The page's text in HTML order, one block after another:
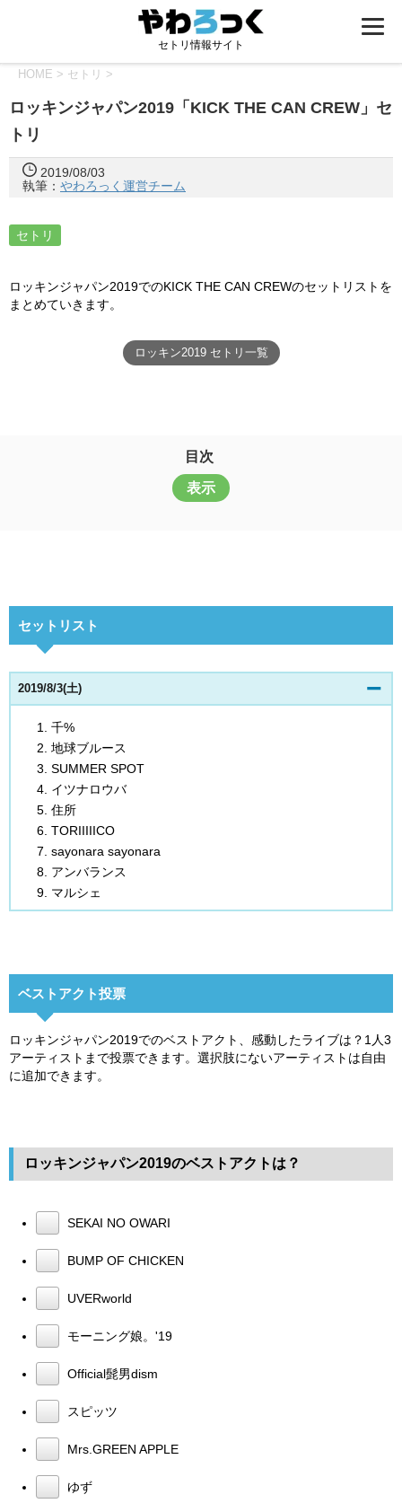
セトリ情報サイト
HOME > セトリ >
ロッキンジャパン2019「KICK THE CAN CREW」セ
トリ
2019/08/03
執筆： やわろっく運営チーム
セトリ
ロッキンジャパン2019でのKICK THE CAN CREWのセットリストを
まとめていきます。
ロッキン2019 セトリ一覧
目次
表示
セットリスト
2019/8/3(土)
千%
地球ブルース
SUMMER SPOT
イツナロウバ
住所
TORIIIIICO
sayonara sayonara
アンバランス
マルシェ
ベストアクト投票
ロッキンジャパン2019でのベストアクト、感動したライブは？1人3
アーティストまで投票できます。選択肢にないアーティストは自由
に追加できます。
ロッキンジャパン2019のベストアクトは？
SEKAI NO OWARI
BUMP OF CHICKEN
UVERworld
モーニング娘。'19
Official髭男dism
スピッツ
Mrs.GREEN APPLE
ゆず